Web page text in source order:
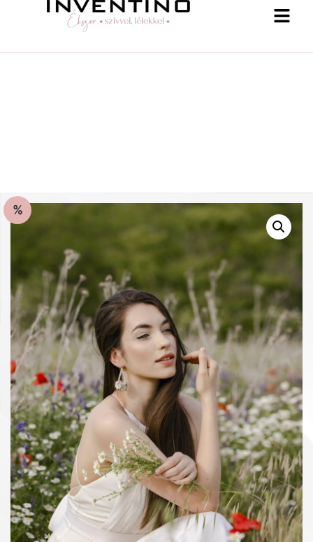
-25 % a webshopban! Kupon: summer25
Shop
%